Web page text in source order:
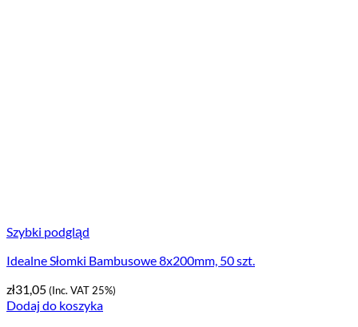
Szybki podgląd
Idealne Słomki Bambusowe 8x200mm, 50 szt.
zł31,05(Inc. VAT 25%)
Dodaj do koszyka